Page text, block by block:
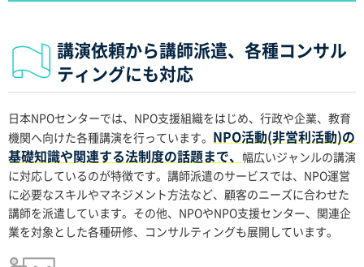
講演依頼から講師派遣、各種コンサル
ティングにも対応
日本NPOセンターでは、NPO支援組織をはじめ、行政や企業、教育
機関へ向けた各種講演を行っています。 NPO活動(非営利活動)の
基礎知識や関連する法制度の話題まで、 幅広いジャンルの講演
に対応しているのが特徴です。講師派遣のサービスでは、NPO運営
に必要なスキルやマネジメント方法など、顧客のニーズに合わせた
講師を派遣しています。その他、NPOやNPO支援センター、関連企
業を対象とした各種研修、コンサルティングも展開しています。